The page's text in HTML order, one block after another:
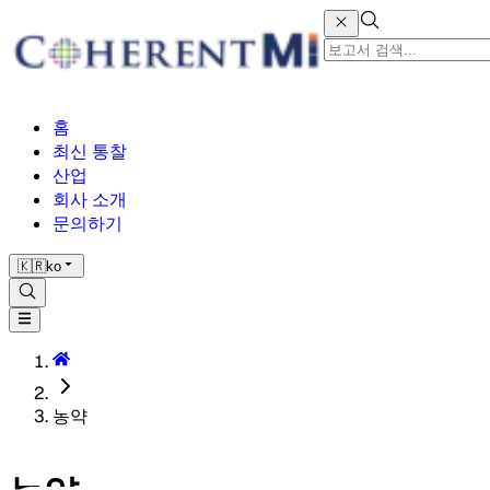
홈
최신 통찰
산업
회사 소개
문의하기
🇰🇷ko
농약